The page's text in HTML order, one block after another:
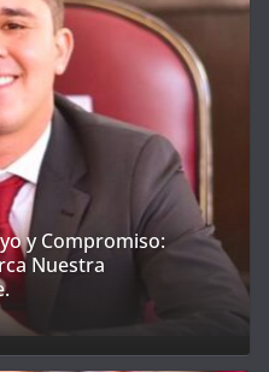
y Compromiso:
Nuestra